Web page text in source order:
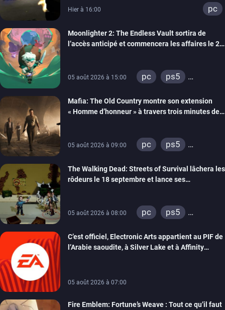
Hier à 16:00 pc
Moonlighter 2: The Endless Vault sortira de
l’accès anticipé et commencera les affaires le 2
05 août 2026 à 15:00 pc
ps5
Mafia: The Old Country montre son extension
« Homme d’honneur » à travers trois minutes de
05 août 2026 à 09:00 pc
ps5
The Walking Dead: Streets of Survival lâchera les
rôdeurs le 18 septembre et lance ses
05 août 2026 à 08:00 pc
ps5
switch
switch 2
C’est officiel, Electronic Arts appartient au PIF de
l’Arabie saoudite, à Silver Lake et à Affinity
05 août 2026 à 07:00
Fire Emblem: Fortune’s Weave : Tout ce qu’il faut